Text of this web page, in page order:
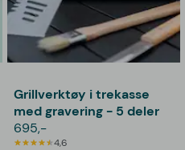
Grillverktøy i trekasse
med gravering - 5 deler
695,-
4,6